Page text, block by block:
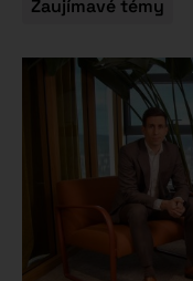
Zaujímavé témy